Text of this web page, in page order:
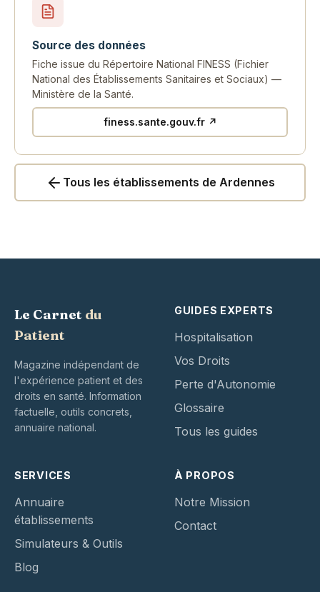
Source des données
Fiche issue du Répertoire National FINESS (Fichier
National des Établissements Sanitaires et Sociaux) —
Ministère de la Santé.
finess.sante.gouv.fr ↗
Tous les établissements de Ardennes
Le Carnet du
Patient
Magazine indépendant de
l'expérience patient et des
droits en santé. Information
factuelle, outils concrets,
annuaire national.
GUIDES EXPERTS
Hospitalisation
Vos Droits
Perte d'Autonomie
Glossaire
Tous les guides
SERVICES
Annuaire
établissements
Simulateurs & Outils
Blog
À PROPOS
Notre Mission
Contact